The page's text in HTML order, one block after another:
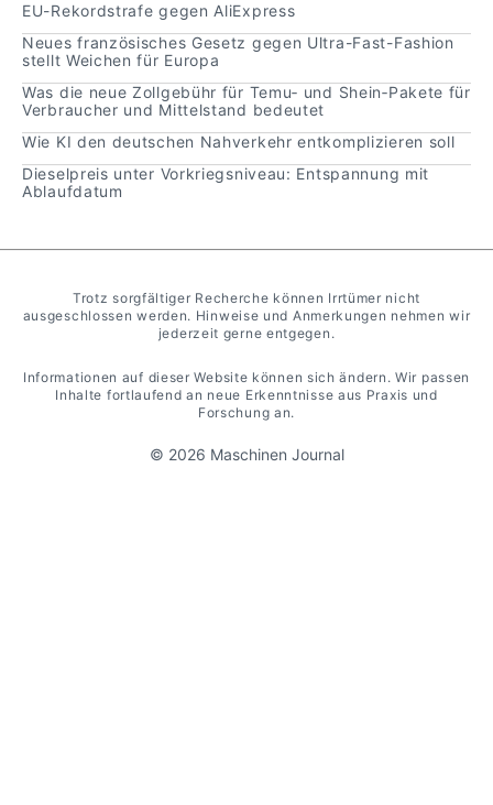
EU-Rekordstrafe gegen AliExpress
Neues französisches Gesetz gegen Ultra-Fast-Fashion
stellt Weichen für Europa
Was die neue Zollgebühr für Temu‑ und Shein‑Pakete für
Verbraucher und Mittelstand bedeutet
Wie KI den deutschen Nahverkehr entkomplizieren soll
Dieselpreis unter Vorkriegsniveau: Entspannung mit
Ablaufdatum
Trotz sorgfältiger Recherche können Irrtümer nicht
ausgeschlossen werden. Hinweise und Anmerkungen nehmen wir
jederzeit gerne entgegen.
Informationen auf dieser Website können sich ändern. Wir passen
Inhalte fortlaufend an neue Erkenntnisse aus Praxis und
Forschung an.
© 2026 Maschinen Journal